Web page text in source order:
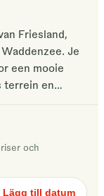
Friesland,
Je
een mooie
terrein en
och
Lägg till datum